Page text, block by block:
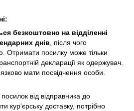
безкоштовно на відділенні
днів , після чого
Отримати посилку може тільки
декларації як одержувач.
мати посвідчення особи.
від відправника до
кур'єрську доставку, потрібно